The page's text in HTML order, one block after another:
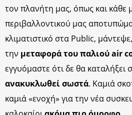
τον πλανήτη μας, όπως και κάθε
περιβαλλοντικού μας
κλιματιστικό στα Public,
την μεταφορά του παλιού air
εγγυόμαστε ότι δε θα καταλήξει
ανακυκλωθεί σωστά. Καμιά
καμιά «ενοχή» για την νέα